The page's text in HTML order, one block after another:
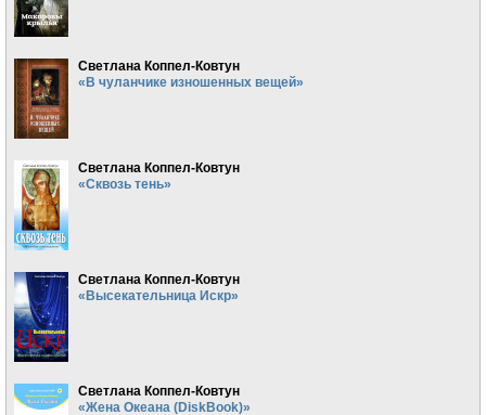
Светлана Коппел-Ковтун
«В чуланчике изношенных вещей»
Светлана Коппел-Ковтун
«Сквозь тень»
Светлана Коппел-Ковтун
«Высекательница Искр»
Светлана Коппел-Ковтун
«Жена Океана (DiskBook)»